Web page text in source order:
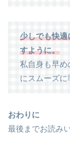
少しでも快適
すように。
私自身も早め
にスムーズに
おわりに
最後までお読み